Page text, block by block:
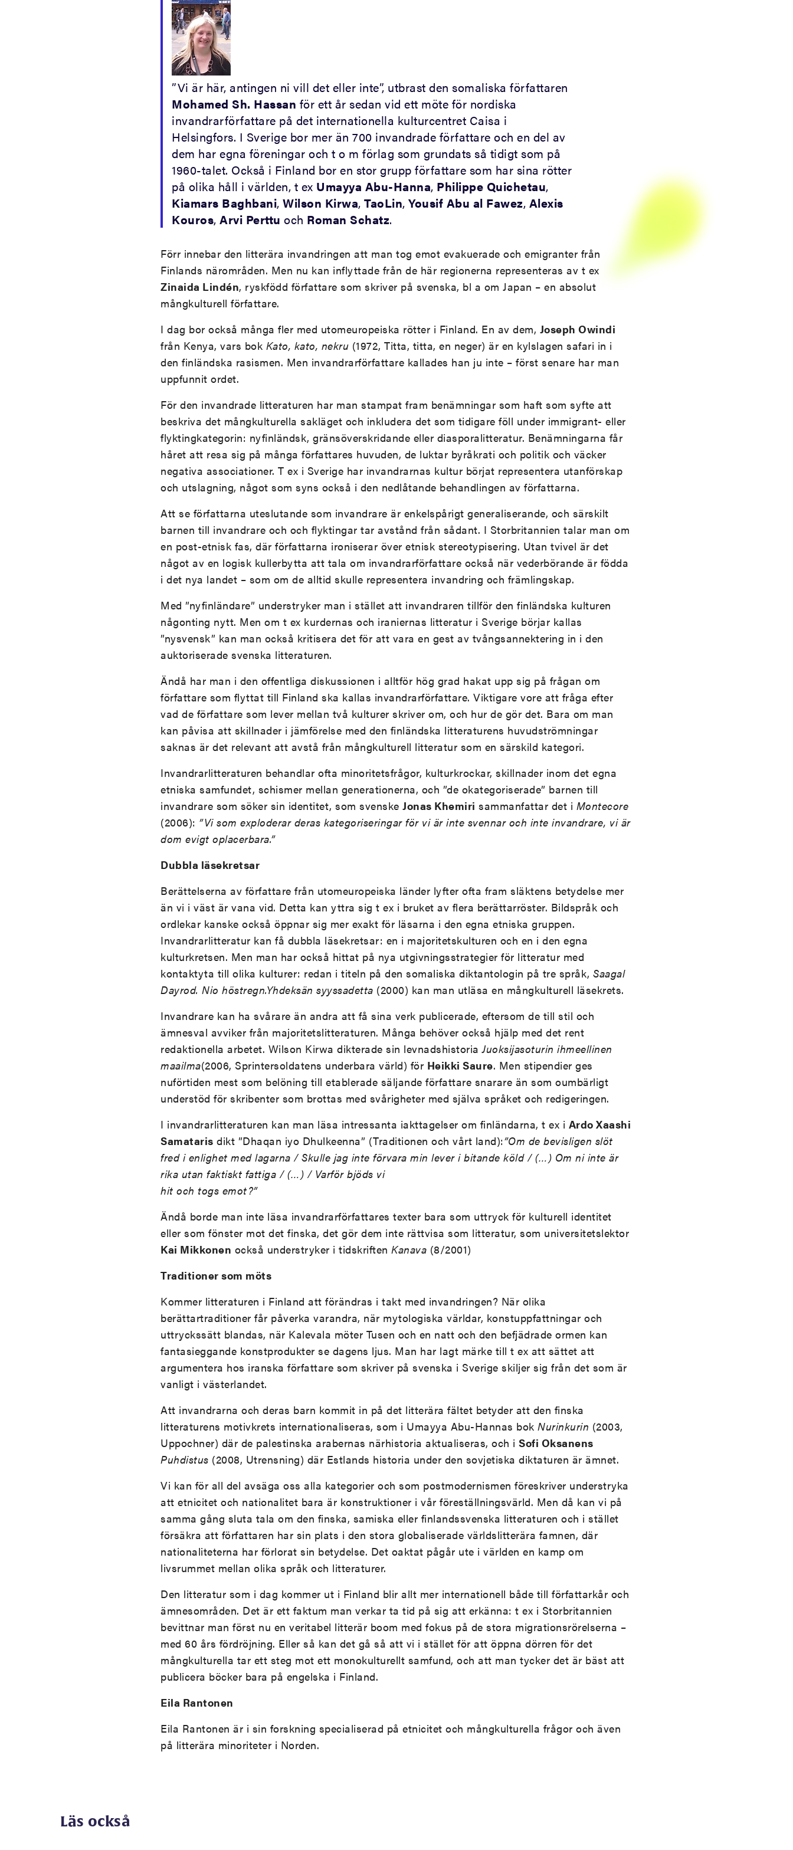
”Vi är här, antingen ni vill det eller inte”, utbrast den somaliska författaren
Mohamed Sh. Hassan för ett år sedan vid ett möte för nordiska
invandrarförfattare på det internationella kulturcentret Caisa i
Helsingfors. I Sverige bor mer än 700 invandrade författare och en del av
dem har egna föreningar och t o m förlag som grundats så tidigt som på
1960-talet. Också i Finland bor en stor grupp författare som har sina rötter
på olika håll i världen, t ex Umayya Abu-Hanna, Philippe Quichetau,
Kiamars Baghbani, Wilson Kirwa, TaoLin, Yousif Abu al Fawez, Alexis
Kouros, Arvi Perttu och Roman Schatz.
Förr innebar den litterära invandringen att man tog emot evakuerade och emigranter från
Finlands närområden. Men nu kan inflyttade från de här regionerna representeras av t ex
Zinaida Lindén, ryskfödd författare som skriver på svenska, bl a om Japan – en absolut
mångkulturell författare.
I dag bor också många fler med utomeuropeiska rötter i Finland. En av dem, Joseph Owindi
från Kenya, vars bok Kato, kato, nekru (1972, Titta, titta, en neger) är en kylslagen safari in i
den finländska rasismen. Men invandrarförfattare kallades han ju inte – först senare har man
uppfunnit ordet.
För den invandrade litteraturen har man stampat fram benämningar som haft som syfte att
beskriva det mångkulturella sakläget och inkludera det som tidigare föll under immigrant- eller
flyktingkategorin: nyfinländsk, gränsöverskridande eller diasporalitteratur. Benämningarna får
håret att resa sig på många författares huvuden, de luktar byråkrati och politik och väcker
negativa associationer. T ex i Sverige har invandrarnas kultur börjat representera utanförskap
och utslagning, något som syns också i den nedlåtande behandlingen av författarna.
Att se författarna uteslutande som invandrare är enkelspårigt generaliserande, och särskilt
barnen till invandrare och och flyktingar tar avstånd från sådant. I Storbritannien talar man om
en post-etnisk fas, där författarna ironiserar över etnisk stereotypisering. Utan tvivel är det
något av en logisk kullerbytta att tala om invandrarförfattare också när vederbörande är födda
i det nya landet – som om de alltid skulle representera invandring och främlingskap.
Med ”nyfinländare” understryker man i stället att invandraren tillför den finländska kulturen
någonting nytt. Men om t ex kurdernas och iraniernas litteratur i Sverige börjar kallas
”nysvensk” kan man också kritisera det för att vara en gest av tvångsannektering in i den
auktoriserade svenska litteraturen.
Ändå har man i den offentliga diskussionen i alltför hög grad hakat upp sig på frågan om
författare som flyttat till Finland ska kallas invandrarförfattare. Viktigare vore att fråga efter
vad de författare som lever mellan två kulturer skriver om, och hur de gör det. Bara om man
kan påvisa att skillnader i jämförelse med den finländska litteraturens huvudströmningar
saknas är det relevant att avstå från mångkulturell litteratur som en särskild kategori.
Invandrarlitteraturen behandlar ofta minoritetsfrågor, kulturkrockar, skillnader inom det egna
etniska samfundet, schismer mellan generationerna, och ”de okategoriserade” barnen till
invandrare som söker sin identitet, som svenske Jonas Khemiri sammanfattar det i Montecore
(2006): ”Vi som exploderar deras kategoriseringar för vi är inte svennar och inte invandrare, vi är
dom evigt oplacerbara.”
Dubbla läsekretsar
Berättelserna av författare från utomeuropeiska länder lyfter ofta fram släktens betydelse mer
än vi i väst är vana vid. Detta kan yttra sig t ex i bruket av flera berättarröster. Bildspråk och
ordlekar kanske också öppnar sig mer exakt för läsarna i den egna etniska gruppen.
Invandrarlitteratur kan få dubbla läsekretsar: en i majoritetskulturen och en i den egna
kulturkretsen. Men man har också hittat på nya utgivningsstrategier för litteratur med
kontaktyta till olika kulturer: redan i titeln på den somaliska diktantologin på tre språk, Saagal
Dayrod. Nio höstregn.Yhdeksän syyssadetta (2000) kan man utläsa en mångkulturell läsekrets.
Invandrare kan ha svårare än andra att få sina verk publicerade, eftersom de till stil och
ämnesval avviker från majoritetslitteraturen. Många behöver också hjälp med det rent
redaktionella arbetet. Wilson Kirwa dikterade sin levnadshistoriaJuoksijasoturin ihmeellinen
maailma(2006, Sprintersoldatens underbara värld) för Heikki Saure. Men stipendier ges
nuförtiden mest som belöning till etablerade säljande författare snarare än som oumbärligt
understöd för skribenter som brottas med svårigheter med själva språket och redigeringen.
I invandrarlitteraturen kan man läsa intressanta iakttagelser om finländarna, t ex i Ardo Xaashi
Samataris dikt ”Dhaqan iyo Dhulkeenna” (Traditionen och vårt land):”Om de bevisligen slöt
fred i enlighet med lagarna / Skulle jag inte förvara min lever i bitande köld / (…) Om ni inte är
rika utan faktiskt fattiga / (…) / Varför bjöds vi
hit och togs emot?”
Ändå borde man inte läsa invandrarförfattares texter bara som uttryck för kulturell identitet
eller som fönster mot det finska, det gör dem inte rättvisa som litteratur, som universitetslektor
Kai Mikkonen också understryker i tidskriften Kanava (8/2001)
Traditioner som möts
Kommer litteraturen i Finland att förändras i takt med invandringen? När olika
berättartraditioner får påverka varandra, när mytologiska världar, konstuppfattningar och
uttryckssätt blandas, när Kalevala möter Tusen och en natt och den befjädrade ormen kan
fantasieggande konstprodukter se dagens ljus. Man har lagt märke till t ex att sättet att
argumentera hos iranska författare som skriver på svenska i Sverige skiljer sig från det som är
vanligt i västerlandet.
Att invandrarna och deras barn kommit in på det litterära fältet betyder att den finska
litteraturens motivkrets internationaliseras, som i Umayya Abu-Hannas bok Nurinkurin (2003,
Uppochner) där de palestinska arabernas närhistoria aktualiseras, och i Sofi Oksanens
Puhdistus (2008, Utrensning) där Estlands historia under den sovjetiska diktaturen är ämnet.
Vi kan för all del avsäga oss alla kategorier och som postmodernismen föreskriver understryka
att etnicitet och nationalitet bara är konstruktioner i vår föreställningsvärld. Men då kan vi på
samma gång sluta tala om den finska, samiska eller finlandssvenska litteraturen och i stället
försäkra att författaren har sin plats i den stora globaliserade världslitterära famnen, där
nationaliteterna har förlorat sin betydelse. Det oaktat pågår ute i världen en kamp om
livsrummet mellan olika språk och litteraturer.
Den litteratur som i dag kommer ut i Finland blir allt mer internationell både till författarkår och
ämnesområden. Det är ett faktum man verkar ta tid på sig att erkänna: t ex i Storbritannien
bevittnar man först nu en veritabel litterär boom med fokus på de stora migrationsrörelserna –
med 60 års fördröjning. Eller så kan det gå så att vi i stället för att öppna dörren för det
mångkulturella tar ett steg mot ett monokulturellt samfund, och att man tycker det är bäst att
publicera böcker bara på engelska i Finland.
Eila Rantonen
Eila Rantonen är i sin forskning specialiserad på etnicitet och mångkulturella frågor och även
på litterära minoriteter i Norden.
Läs också